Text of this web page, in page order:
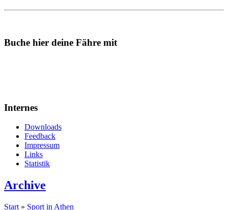
Buche hier deine Fähre mit
Internes
Downloads
Feedback
Impressum
Links
Statistik
Archive
Start » Sport in Athen